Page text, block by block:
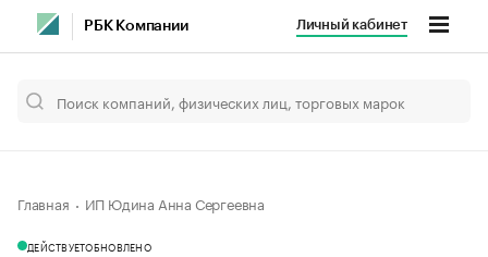
РБК Компании Личный кабинет
Главная ИП Юдина Анна Сергеевна
ДЕЙСТВУЕТОБНОВЛЕНО